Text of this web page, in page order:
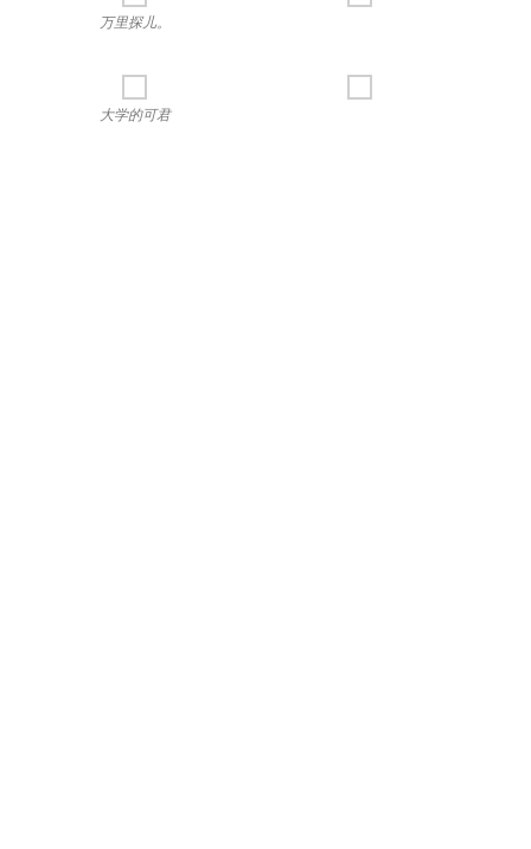
万里探儿。
大学的可君